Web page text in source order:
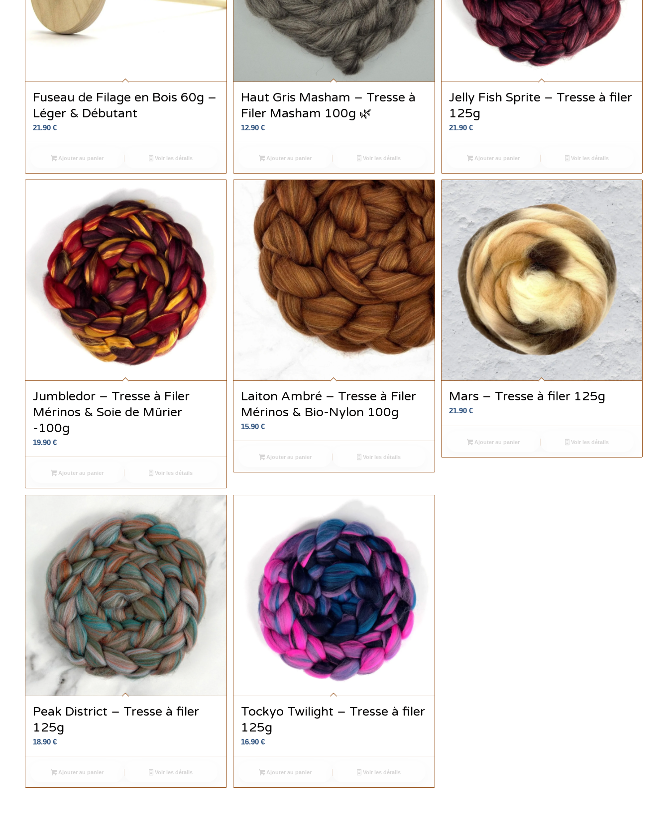
Fuseau de Filage en Bois 60g –
Léger & Débutant
21.90 €
Ajouter au panier Voir les détails
Haut Gris Masham – Tresse à
Filer Masham 100g 🌿
12.90 €
Ajouter au panier Voir les détails
Jelly Fish Sprite – Tresse à filer
125g
21.90 €
Ajouter au panier Voir les détails
Jumbledor – Tresse à Filer
Mérinos & Soie de Mûrier
-100g
19.90 €
Ajouter au panier Voir les détails
Laiton Ambré – Tresse à Filer
Mérinos & Bio-Nylon 100g
15.90 €
Ajouter au panier Voir les détails
Mars – Tresse à filer 125g
21.90 €
Ajouter au panier Voir les détails
Peak District – Tresse à filer
125g
18.90 €
Ajouter au panier Voir les détails
Tockyo Twilight – Tresse à filer
125g
16.90 €
Ajouter au panier Voir les détails